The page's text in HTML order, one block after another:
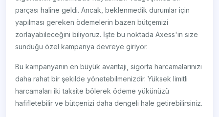
parçası haline geldi. Ancak, beklenmedik durumlar için
yapılması gereken ödemelerin bazen bütçemizi
zorlayabileceğini biliyoruz. İşte bu noktada Axess'in size
sunduğu özel kampanya devreye giriyor.
Bu kampanyanın en büyük avantajı, sigorta harcamalarınızı
daha rahat bir şekilde yönetebilmenizdir. Yüksek limitli
harcamaları iki taksite bölerek ödeme yükünüzü
hafifletebilir ve bütçenizi daha dengeli hale getirebilirsiniz.